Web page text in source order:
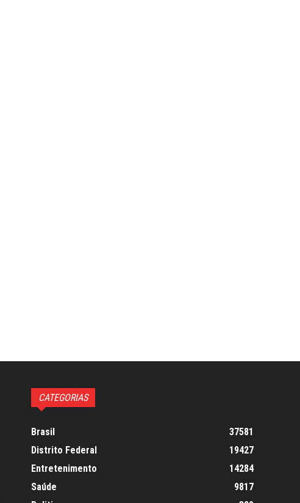
CATEGORIAS
Brasil
37581
Distrito Federal
19427
Entretenimento
14284
Saúde
9817